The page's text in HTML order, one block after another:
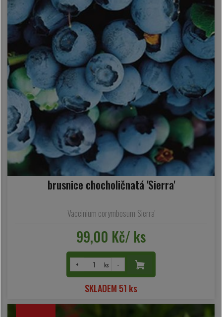
brusnice chocholičnatá 'Sierra'
Vaccinium corymbosum 'Sierra'
99,00 Kč/ ks
+ ks -
SKLADEM 51 ks